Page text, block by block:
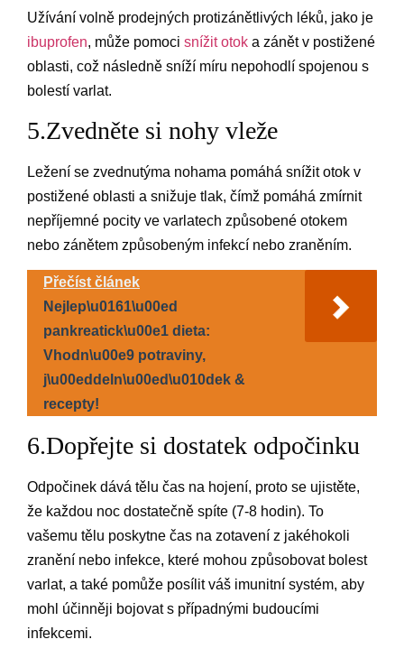
Užívání volně prodejných protizánětlivých léků, jako je
ibuprofen, může pomoci snížit otok a zánět v postižené
oblasti, což následně sníží míru nepohodlí spojenou s
bolestí varlat.
5.Zvedněte si nohy vleže
Ležení se zvednutýma nohama pomáhá snížit otok v
postižené oblasti a snižuje tlak, čímž pomáhá zmírnit
nepříjemné pocity ve varlatech způsobené otokem
nebo zánětem způsobeným infekcí nebo zraněním.
Přečíst článek
Nejlep\u0161\u00ed
pankreatick\u00e1 dieta:
Vhodn\u00e9 potraviny,
j\u00eddeln\u00ed\u010dek &
recepty!
6.Dopřejte si dostatek odpočinku
Odpočinek dává tělu čas na hojení, proto se ujistěte,
že každou noc dostatečně spíte (7-8 hodin). To
vašemu tělu poskytne čas na zotavení z jakéhokoli
zranění nebo infekce, které mohou způsobovat bolest
varlat, a také pomůže posílit váš imunitní systém, aby
mohl účinněji bojovat s případnými budoucími
infekcemi.